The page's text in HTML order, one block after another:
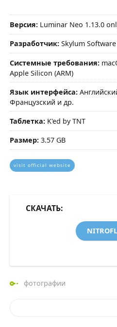
Версия: Luminar Neo 1.13.0
Разработчик: Skylum Software
Системные требования:
Apple Silicon (ARM)
Язык интерфейса:
Французский и др.
Таблетка: K'ed by TNT
Размер: 3.57 GB
visit official website
СКАЧАТЬ:
фотографии